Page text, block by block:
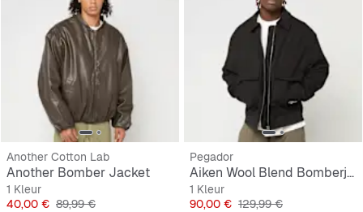
Another Cotton Lab
Another Bomber Jacket
1 Kleur
Prijs
40,00 € Originele Prijs
89,99 €
Pegador
Aiken Wool Blend Bomberjacket
1 Kleur
Prijs
90,00 € Originele Prijs
129,99 €